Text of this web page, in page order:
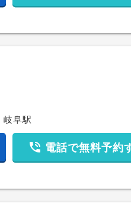
岐阜駅
phone_in_talk 電話で無料予約